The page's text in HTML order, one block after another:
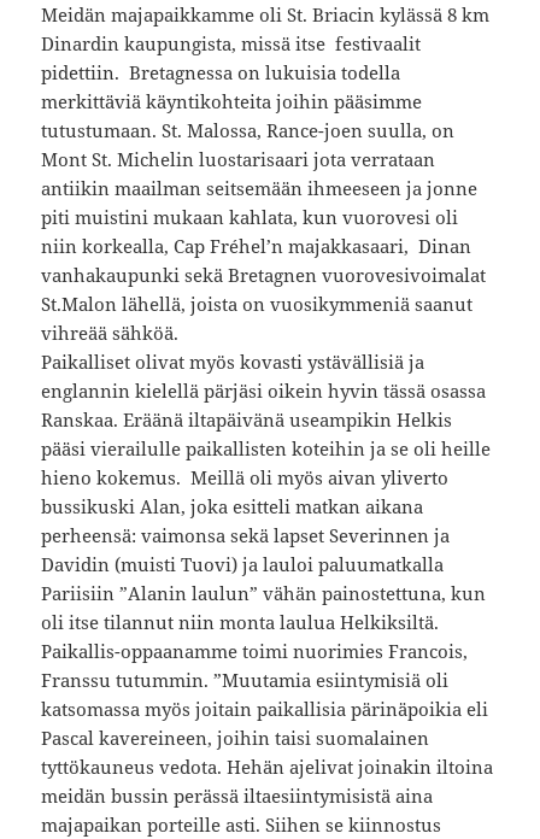
Meidän majapaikkamme oli St. Briacin kylässä 8 km
Dinardin kaupungista, missä itse festivaalit
pidettiin. Bretagnessa on lukuisia todella
merkittäviä käyntikohteita joihin pääsimme
tutustumaan. St. Malossa, Rance-joen suulla, on
Mont St. Michelin luostarisaari jota verrataan
antiikin maailman seitsemään ihmeeseen ja jonne
piti muistini mukaan kahlata, kun vuorovesi oli
niin korkealla, Cap Fréhel’n majakkasaari, Dinan
vanhakaupunki sekä Bretagnen vuorovesivoimalat
St.Malon lähellä, joista on vuosikymmeniä saanut
vihreää sähköä.
Paikalliset olivat myös kovasti ystävällisiä ja
englannin kielellä pärjäsi oikein hyvin tässä osassa
Ranskaa. Eräänä iltapäivänä useampikin Helkis
pääsi vierailulle paikallisten koteihin ja se oli heille
hieno kokemus. Meillä oli myös aivan yliverto
bussikuski Alan, joka esitteli matkan aikana
perheensä: vaimonsa sekä lapset Severinnen ja
Davidin (muisti Tuovi) ja lauloi paluumatkalla
Pariisiin ”Alanin laulun” vähän painostettuna, kun
oli itse tilannut niin monta laulua Helkiksiltä.
Paikallis-oppaanamme toimi nuorimies Francois,
Franssu tutummin. ”Muutamia esiintymisiä oli
katsomassa myös joitain paikallisia pärinäpoikia eli
Pascal kavereineen, joihin taisi suomalainen
tyttökauneus vedota. Hehän ajelivat joinakin iltoina
meidän bussin perässä iltaesiintymisistä aina
majapaikan porteille asti. Siihen se kiinnostus